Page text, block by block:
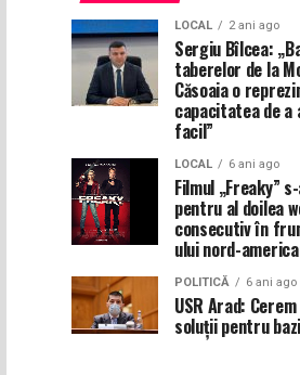
LOCAL 2 ani ago
Sergiu Bîlcea:
taberelor de la
Căsoaia o
capacitatea de a
facil”
LOCAL 6 ani ago
Filmul „Freaky”
pentru al doilea
consecutiv în
ului nord-
POLITICĂ 6 ani ago
USR Arad:
soluții pentru